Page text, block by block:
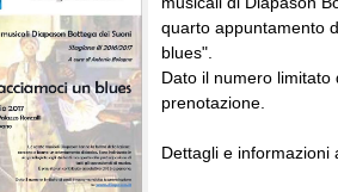
quarto appuntamento
blues".
Dato il numero
prenotazione.
Dettagli e informazioni